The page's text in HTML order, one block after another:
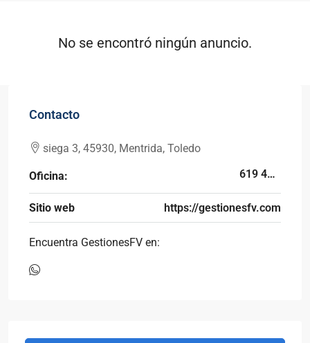
No se encontró ningún anuncio.
Contacto
siega 3, 45930, Mentrida, Toledo
Oficina: 619 41 76 70
Sitio web https://gestionesfv.com
Encuentra GestionesFV en: